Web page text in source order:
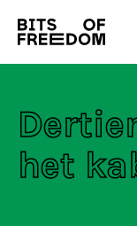
Search
for:
het